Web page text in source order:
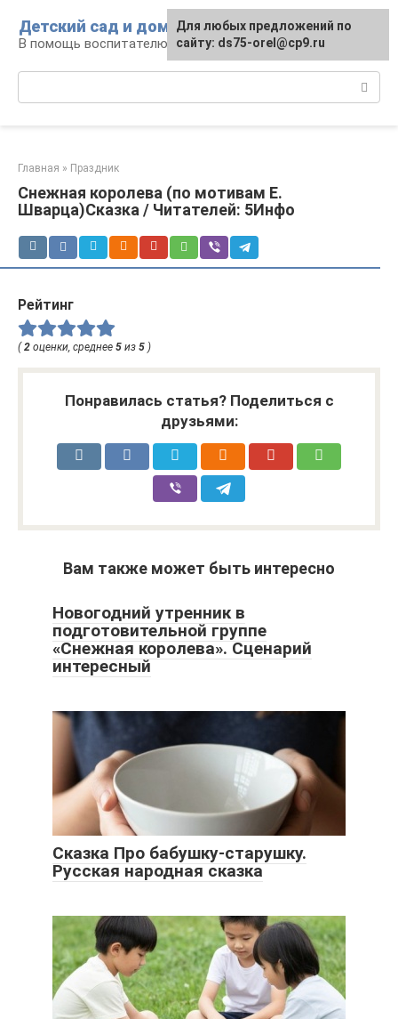
контенту
Детский сад и дом
В помощь воспитателю и родителям
Главная » Праздник
Снежная королева (по мотивам Е.
Шварца)Сказка / Читателей: 5Инфо
Рейтинг
(2 оценки, среднее 5 из 5 )
Понравилась статья? Поделиться с
друзьями:
Вам также может быть интересно
Новогодний утренник в
подготовительной группе
«Снежная королева». Сценарий
интересный
Сказка Про бабушку-старушку.
Русская народная сказка
Для любых предложений по
сайту: ds75-orel@cp9.ru